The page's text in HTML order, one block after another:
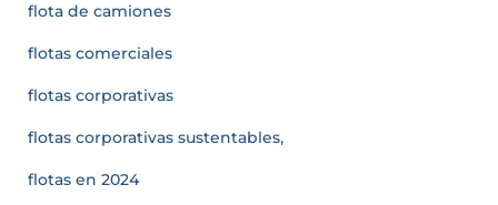
flota de camiones
flotas comerciales
flotas corporativas
flotas corporativas sustentables,
flotas en 2024